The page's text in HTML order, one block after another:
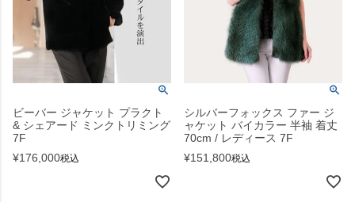
ビーバー ジャケット プラクト
& シェアード ミンクトリミング
7F
¥176,000税込
シルバーフォックス ファー ジ
ャケット バイカラー 半袖 着丈
70cm / レディース 7F
¥151,800税込